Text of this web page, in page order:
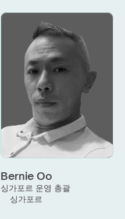
Bernie Oo
싱가포르 운영 총괄
싱가포르